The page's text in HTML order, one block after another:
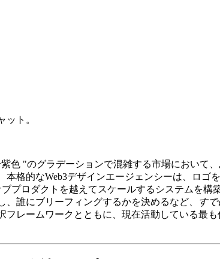
ト。
色 "のグラデーションで混雑する市場において
格的なWeb3デザインエージェンシーは、ロ
プロダクトを越えてスケールするシステムを
誰にブリーフィングするかを決めるなど、
すで
レームワークとともに、現在活動している最